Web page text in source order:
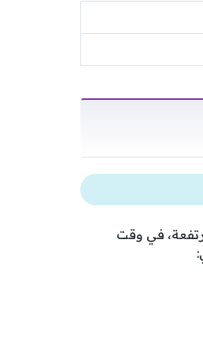
كأس العالم 2026 بروح معنوية مرتفعة، في وقت